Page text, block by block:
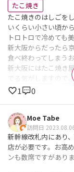
たこ焼き
たこ焼きのはしごを
いくらい小さい頃か
トロトロで冷めても
新大阪からだったら
食べ終わってしまうお
新大阪にはたこ焼き
でる気がしますので
1 0
Moe Tabe
訪問日
新幹線改札内にあり
店が必要です。お高
ンも数席ですがありま